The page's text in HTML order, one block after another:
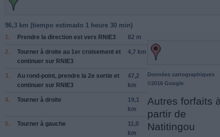
96,3 km (tiempo estimado 1 heure 30 min)
1. Prendre la direction est vers RNIE3 82 m
2. Tourner à droite au 1er croisement et
continuer sur RNIE3
4,7 km
3. Au rond-point, prendre la 2e sortie et
continuer sur RNIE3
47,2
km
4. Tourner à droite
19,1
km
5. Tourner à gauche
11,0
km
Données cartographiques
©2016 Google
Autres forfaits
partir de
Natitingou